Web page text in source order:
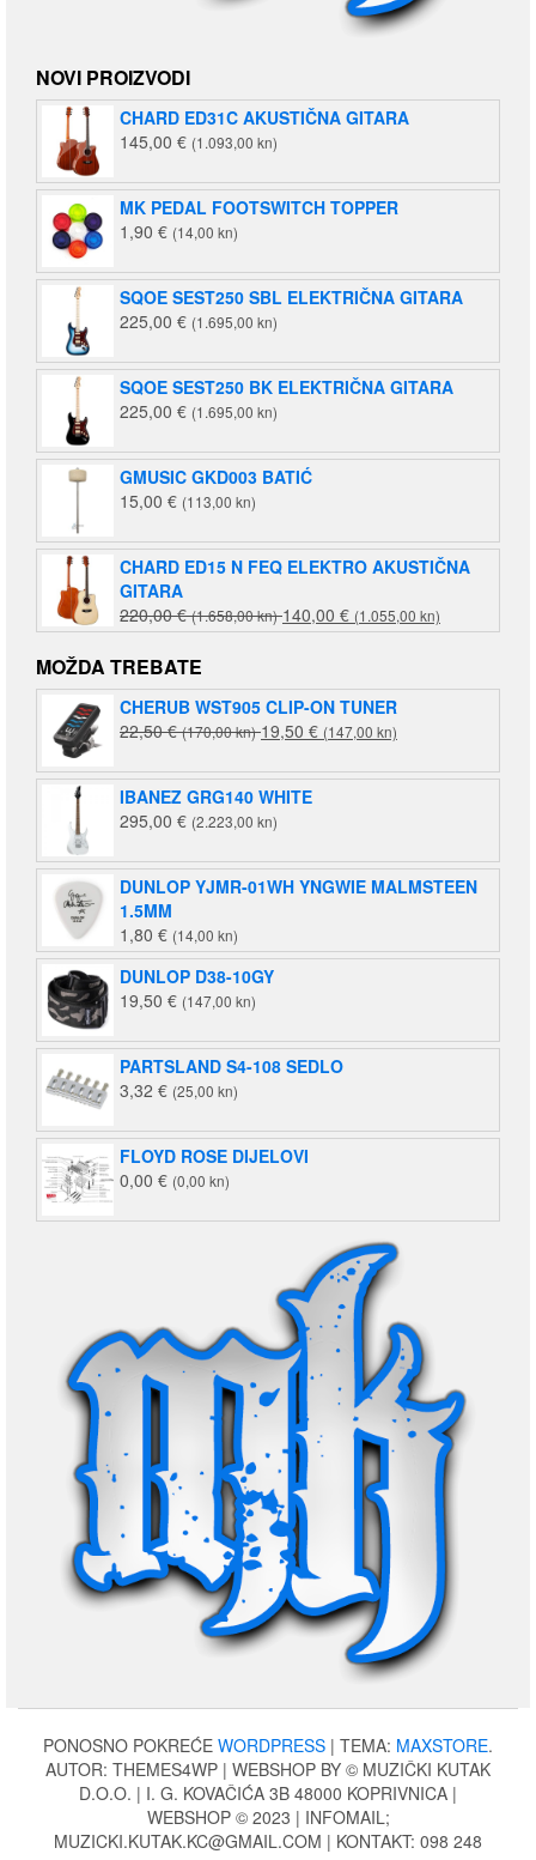
NOVI PROIZVODI
CHARD ED31C AKUSTIČNA GITARA
145,00 € (1.093,00 kn)
MK PEDAL FOOTSWITCH TOPPER
1,90 € (14,00 kn)
SQOE SEST250 SBL ELEKTRIČNA GITARA
225,00 € (1.695,00 kn)
SQOE SEST250 BK ELEKTRIČNA GITARA
225,00 € (1.695,00 kn)
GMUSIC GKD003 BATIĆ
15,00 € (113,00 kn)
CHARD ED15 N FEQ ELEKTRO AKUSTIČNA
GITARA
220,00€ (1.658,00 kn)Izvorna
cijena
je:
220,00 €
(1.658,00
140,00 € (1.055,00 kn)
cijena
140,00 €
MOŽDA TREBATE
CHERUB WST905 CLIP-ON TUNER
22,50€ (170,00 kn)Izvorna
bila
je:
22,50 €
kn).
19,50 € (147,00 kn)
je:
IBANEZ GRG140 WHITE
295,00 € (2.223,00 kn)
DUNLOP YJMR-01WH YNGWIE MALMSTEEN
1.5MM
1,80 € (14,00 kn)
DUNLOP D38-10GY
19,50 € (147,00 kn)
PARTSLAND S4-108 SEDLO
3,32 € (25,00 kn)
FLOYD ROSE DIJELOVI
0,00 € (0,00 kn)
PONOSNO POKREĆE WORDPRESS | TEMA: MAXSTORE.
AUTOR: THEMES4WP | WEBSHOP BY © MUZIČKI KUTAK
D.O.O. | I. G. KOVAČIĆA 3B 48000 KOPRIVNICA |
WEBSHOP © 2023 | INFOMAIL;
MUZICKI.KUTAK.KC@GMAIL.COM | KONTAKT: 098 248